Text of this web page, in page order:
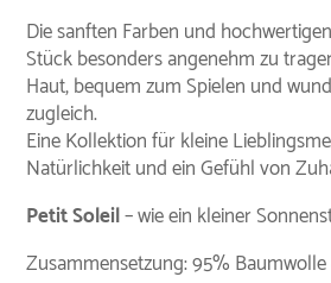
Die sanften Farben und
Stück besonders angenehm zu
Haut, bequem zum Spielen und
zugleich.
Eine Kollektion für kleine
Natürlichkeit und ein Gefühl von
Petit Soleil– wie ein kleiner
Zusammensetzung: 95%